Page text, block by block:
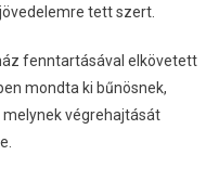
tett szert.
fenntartásával elkövetett
mondta ki bűnösnek,
végrehajtását